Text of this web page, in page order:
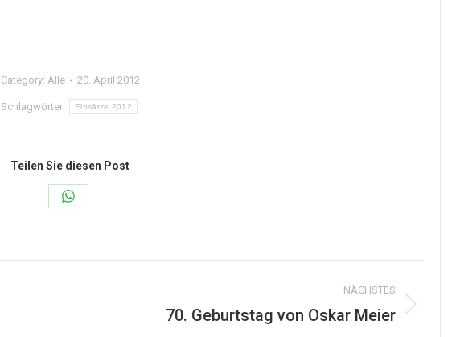
Category: Alle 20. April 2012
Schlagwörter: Einsätze 2012
Teilen Sie diesen Post
Share
NÄCHSTES
70. Geburtstag von Oskar Meier